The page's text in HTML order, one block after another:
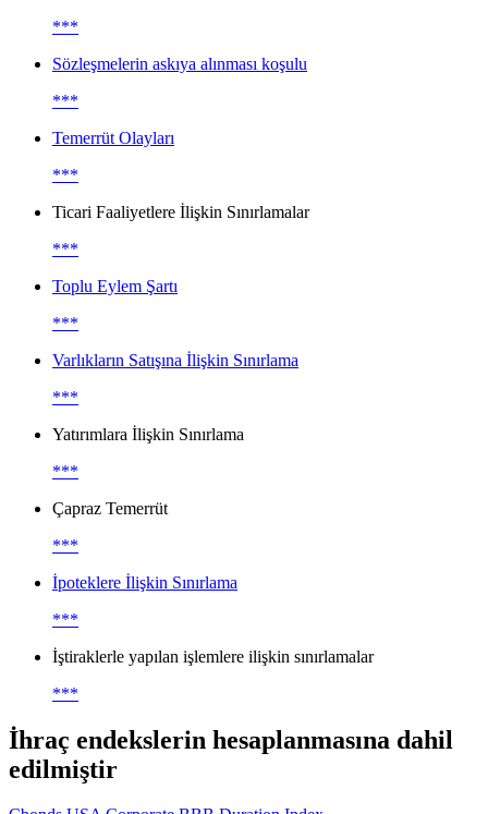
***
Sözleşmelerin askıya alınması koşulu
***
Temerrüt Olayları
***
Ticari Faaliyetlere İlişkin Sınırlamalar
***
Toplu Eylem Şartı
***
Varlıkların Satışına İlişkin Sınırlama
***
Yatırımlara İlişkin Sınırlama
***
Çapraz Temerrüt
***
İpoteklere İlişkin Sınırlama
***
İştiraklerle yapılan işlemlere ilişkin sınırlamalar
***
İhraç endekslerin hesaplanmasına dahil
edilmiştir